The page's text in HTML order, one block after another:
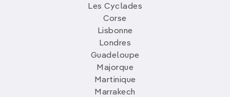
Les Cyclades
Corse
Lisbonne
Londres
Guadeloupe
Majorque
Martinique
Marrakech